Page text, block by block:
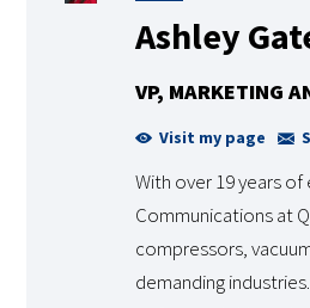
Ashley
VP, MARKETING
Visit my page
With over 19 years
Communications at
compressors,
demanding